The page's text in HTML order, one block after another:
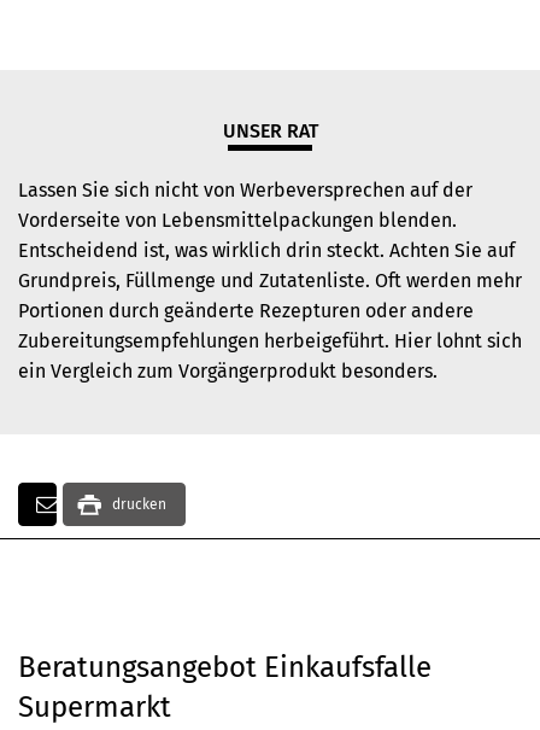
UNSER RAT
Lassen Sie sich nicht von Werbeversprechen auf der
Vorderseite von Lebensmittelpackungen blenden.
Entscheidend ist, was wirklich drin steckt. Achten Sie auf
Grundpreis, Füllmenge und Zutatenliste. Oft werden mehr
Portionen durch geänderte Rezepturen oder andere
Zubereitungsempfehlungen herbeigeführt. Hier lohnt sich
ein Vergleich zum Vorgängerprodukt besonders.
drucken
Beratungsangebot Einkaufsfalle
Supermarkt